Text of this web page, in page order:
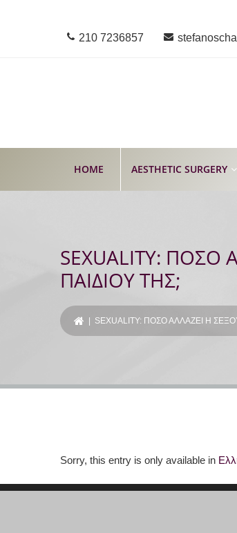
210 7236857
HOME AESTHETIC SURGERY
SEXUALITY:
ΠΑΙΔΙΟΥ ΤΗΣ;
| SEXUALITY: ΠΟΣΟ ΑΛΛΑΖΕΙ Η
Sorry, this entry is only available in